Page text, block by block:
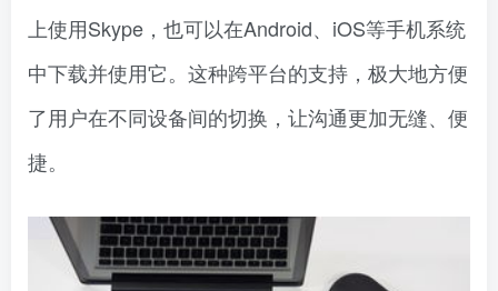
上使用Skype，也可以在Android、iOS等手机系统
中下载并使用它。这种跨平台的支持，极大地方便
了用户在不同设备间的切换，让沟通更加无缝、便
捷。